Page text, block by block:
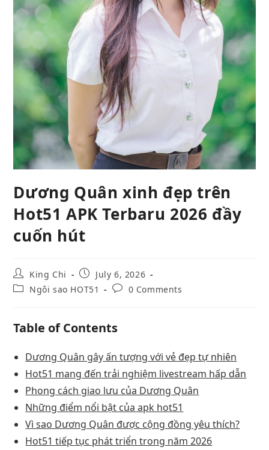
Dương Quân xinh đẹp trên
Hot51 APK Terbaru 2026 đầy
cuốn hút
King Chi
July 6, 2026
Ngôi sao HOT51
0 Comments
Table of Contents
Dương Quân gây ấn tượng với vẻ đẹp tự nhiên
Hot51 mang đến trải nghiệm livestream hấp dẫn
Phong cách giao lưu của Dương Quân
Những điểm nổi bật của apk hot51
Vì sao Dương Quân được cộng đồng yêu thích?
Hot51 tiếp tục phát triển trong năm 2026